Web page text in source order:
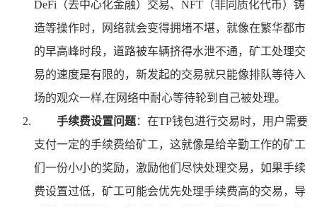
DeFi（去中心化金融）交易、NFT（非同质化代币）铸
造等操作时，网络就会变得拥堵不堪，就像在繁华都市
的早高峰时段，道路被车辆挤得水泄不通，矿工处理交
易的速度是有限的，新发起的交易就只能像排队等待入
场的观众一样,在网络中耐心等待轮到自己被处理。
手续费设置问题：在TP钱包进行交易时，用户需要
支付一定的手续费给矿工，这就像是给辛勤工作的矿工
们一份小小的奖励，激励他们尽快处理交易，如果手续
费设置过低，矿工可能会优先处理手续费高的交易，导